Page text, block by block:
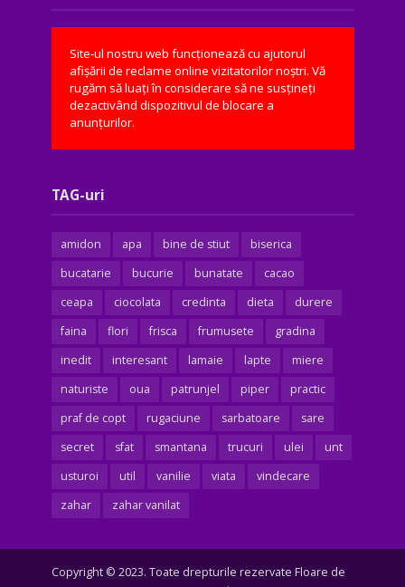
Site-ul nostru web funcționează cu ajutorul
afișării de reclame online vizitatorilor noștri. Vă
rugăm să luați în considerare să ne susțineți
dezactivând dispozitivul de blocare a
anunțurilor.
TAG-uri
amidon apa bine de stiut
biserica
bucatarie
bucurie bunatate
cacao
ceapa
ciocolata credinta dieta
durere
faina
flori frisca frumusete
gradina
inedit
interesant lamaie lapte
miere
naturiste
oua patrunjel piper
practic
praf de copt
rugaciune sarbatoare
sare
secret
sfat smantana trucuri ulei
unt
usturoi
util vanilie viata
vindecare
zahar
zahar vanilat
Copyright © 2023. Toate drepturile rezervate Floare de